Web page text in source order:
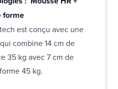
forme
est conçu avec une
combine 14 cm de
35 kg avec 7 cm de
45 kg.